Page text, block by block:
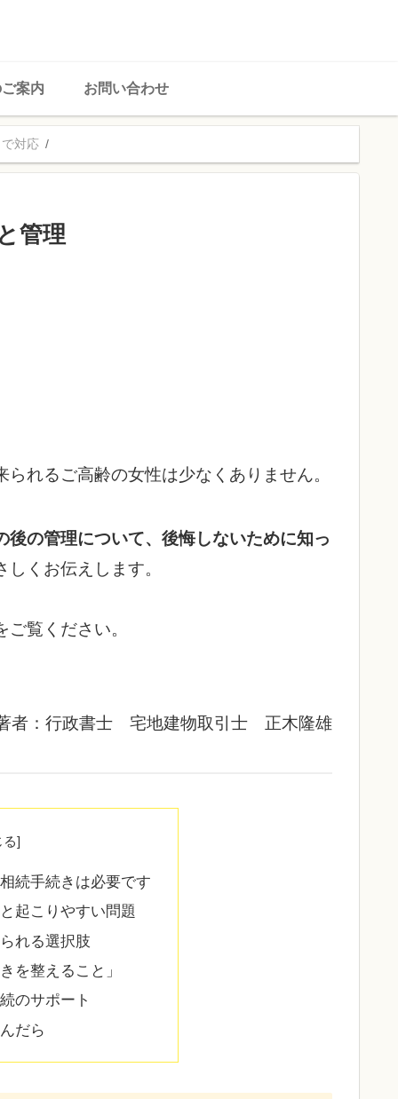
案内 お問い合わせ
対応
管理
れるご高齢の女性は少なくありません。
の管理について、後悔しないために知っ
くお伝えします。
覧ください。
者：行政書士 宅地建物取引士 正木隆雄
続手続きは必要です
起こりやすい問題
れる選択肢
を整えること」
のサポート
だら